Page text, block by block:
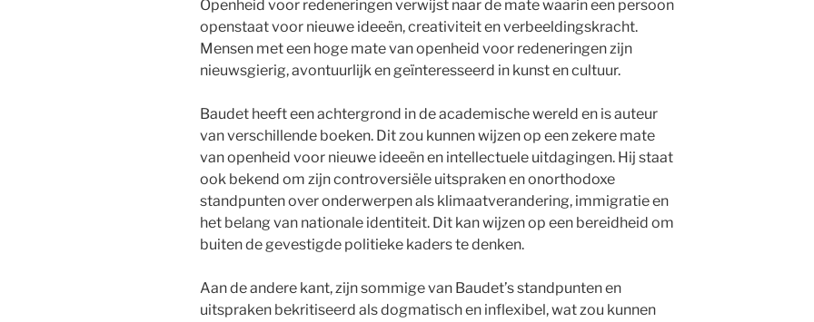
Openheid voor redeneringen verwijst naar de mate waarin een persoon
openstaat voor nieuwe ideeën, creativiteit en verbeeldingskracht.
Mensen met een hoge mate van openheid voor redeneringen zijn
nieuwsgierig, avontuurlijk en geïnteresseerd in kunst en cultuur.
Baudet heeft een achtergrond in de academische wereld en is auteur
van verschillende boeken. Dit zou kunnen wijzen op een zekere mate
van openheid voor nieuwe ideeën en intellectuele uitdagingen. Hij staat
ook bekend om zijn controversiële uitspraken en onorthodoxe
standpunten over onderwerpen als klimaatverandering, immigratie en
het belang van nationale identiteit. Dit kan wijzen op een bereidheid om
buiten de gevestigde politieke kaders te denken.
Aan de andere kant, zijn sommige van Baudet’s standpunten en
uitspraken bekritiseerd als dogmatisch en inflexibel, wat zou kunnen